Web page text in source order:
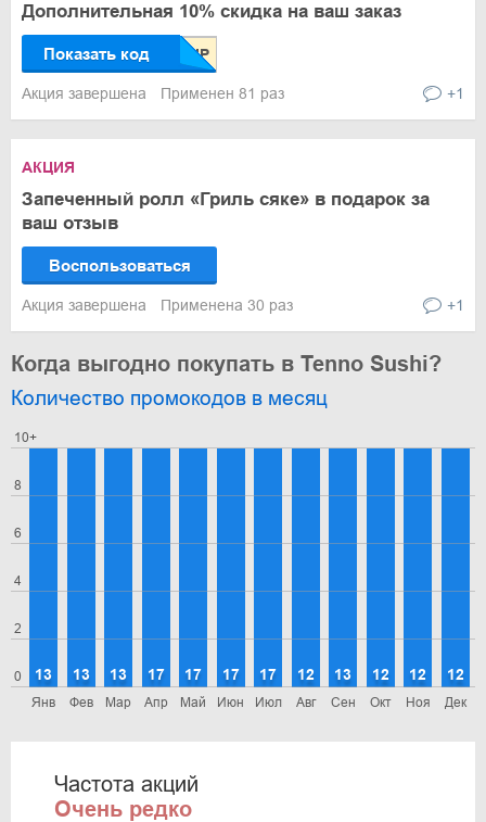
Дополнительная 10% скидка на ваш заказ
Показать код
Акция завершена Применен 81 раз +1
АКЦИЯ
Запеченный ролл «Гриль сяке» в подарок за
ваш отзыв
Воспользоваться
Акция завершена Применена 30 раз +1
Когда выгодно покупать в Tenno Sushi?
Количество промокодов в месяц
0
2
4
6
8
10+
Янв
13
Фев
13
Мар
13
Апр
17
Май
17
Июн
17
Июл
17
Авг
12
Сен
13
Окт
12
Ноя
12
Дек
12
Частота акций
Очень редко